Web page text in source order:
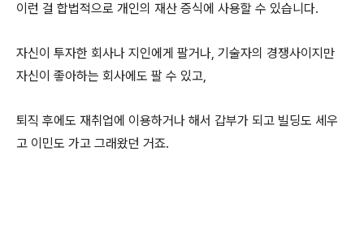
이런 걸 합법적으로 개인의 재산 증식에 사용할 수 있습니다.
자신이 투자한 회사나 지인에게 팔거나, 기술자의 경쟁사이지만
자신이 좋아하는 회사에도 팔 수 있고,
퇴직 후에도 재취업에 이용하거나 해서 갑부가 되고 빌딩도 세우
고 이민도 가고 그래왔던 거죠.